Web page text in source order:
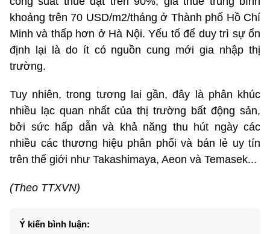
khoảng trên 70 USD/m2/tháng ở Thành phố Hồ Chí
Minh và thấp hơn ở Hà Nội. Yếu tố để duy trì sự ổn
định lại là do ít có nguồn cung mới gia nhập thị
trường.
Tuy nhiên, trong tương lai gần, đây là phân khúc
nhiều lạc quan nhất của thị trường bất động sản,
bởi sức hấp dẫn và khả năng thu hút ngày các
nhiều các thương hiệu phân phối và bán lẻ uy tín
trên thế giới như Takashimaya, Aeon và Temasek...
(Theo TTXVN)
Ý kiến bình luận: